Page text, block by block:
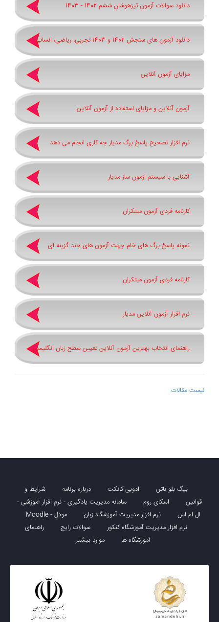
دانلود سوالات آزمون تیزهوشان ششم 1402 - 1403
دانلود آزمون های سنجش 1402 و 1403 تجربی، ریاضی، انسانی
مزایای آزمون آنلاین
آزمون آنلاین و مزایای استفاده از آزمون آنلاین
نرم افزار تصحیح پاسخ برگ مدیار چه کاری انجام می دهد
آشنایی با سیستم ازمون ساز مدیار
کارنامه فردی آزمون مبتکران
نمونه پاسخ برگ های خام جهت آزمون های چند گزینه ای
کارنامه فردی آزمون مبتکران
نرم افزار آزمون آنلاین مدیار
راهنمای انتخاب بهترین آزمون آنلاین تعیین سطح زبان انگلیسی
لیست مقالات
بیگ بلو باتن ادوبی کانکت درباره برنامه
شرایط و
قوانین
اسکای روم
سامانه مدیریت یادگیری - نرم افزار آموزشی -
ال ام اس
نرم افزار مدیریت آموزشگاه زبان
مودل - Moodle
نرم افزار مدیریت آموزشگاه کنکور
سوالات رایج
راهنمای
آموزشگاه ها
موارد بیشتر